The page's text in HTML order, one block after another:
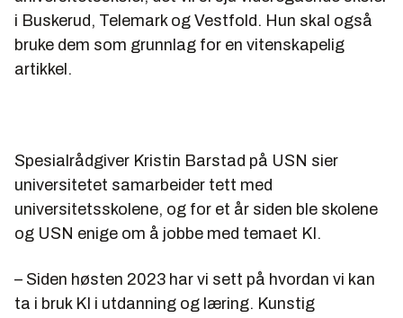
i Buskerud, Telemark og Vestfold. Hun skal også
bruke dem som grunnlag for en vitenskapelig
artikkel.
Spesialrådgiver Kristin Barstad på USN sier
universitetet samarbeider tett med
universitetsskolene, og for et år siden ble skolene
og USN enige om å jobbe med temaet KI.
– Siden høsten 2023 har vi sett på hvordan vi kan
ta i bruk KI i utdanning og læring. Kunstig